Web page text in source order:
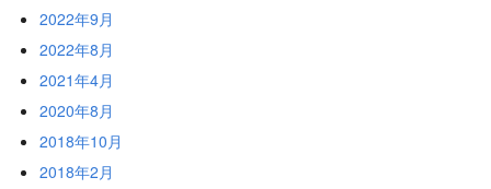
2022年9月
2022年8月
2021年4月
2020年8月
2018年10月
2018年2月